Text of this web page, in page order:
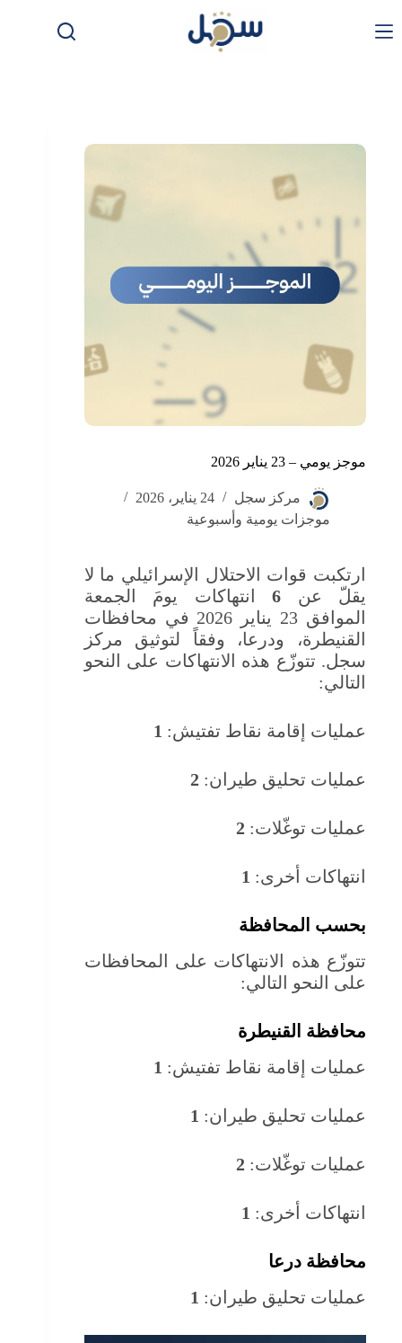
إلى
المحتوى
موجز يومي – 23 يناير 2026
مركز سجل
24 يناير، 2026
موجزات يومية وأسبوعية
ارتكبت قوات الاحتلال الإسرائيلي ما لا
يقلّ عن 6انتهاكات يومَ الجمعة
الموافق 23 يناير 2026 في محافظات
القنيطرة، ودرعا، وفقاً لتوثيق مركز
سجل. تتوزّع هذه الانتهاكات على النحو
التالي:
عمليات إقامة نقاط تفتيش: 1
عمليات تحليق طيران: 2
عمليات توغّلات: 2
انتهاكات أخرى: 1
بحسب المحافظة
تتوزّع هذه الانتهاكات على المحافظات
على النحو التالي:
محافظة القنيطرة
عمليات إقامة نقاط تفتيش: 1
عمليات تحليق طيران: 1
عمليات توغّلات: 2
انتهاكات أخرى: 1
محافظة درعا
عمليات تحليق طيران: 1